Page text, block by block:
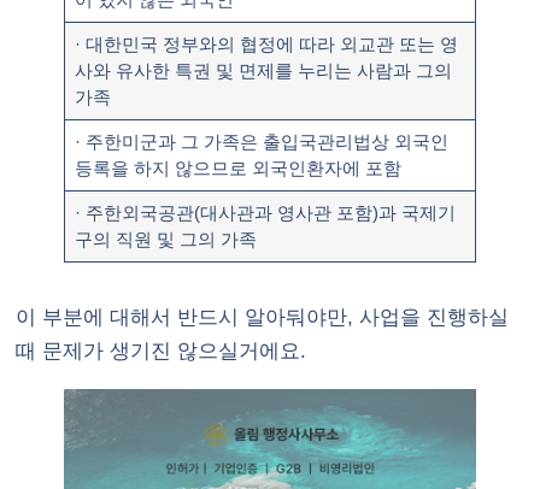
· 대한민국 정부와의 협정에 따라 외교관 또는 영
사와 유사한 특권 및 면제를 누리는 사람과 그의
가족
· 주한미군과 그 가족은 출입국관리법상 외국인
등록을 하지 않으므로 외국인환자에 포함
· 주한외국공관(대사관과 영사관 포함)과 국제기
구의 직원 및 그의 가족
이 부분에 대해서 반드시 알아둬야만, 사업을 진행하실
때 문제가 생기진 않으실거에요.